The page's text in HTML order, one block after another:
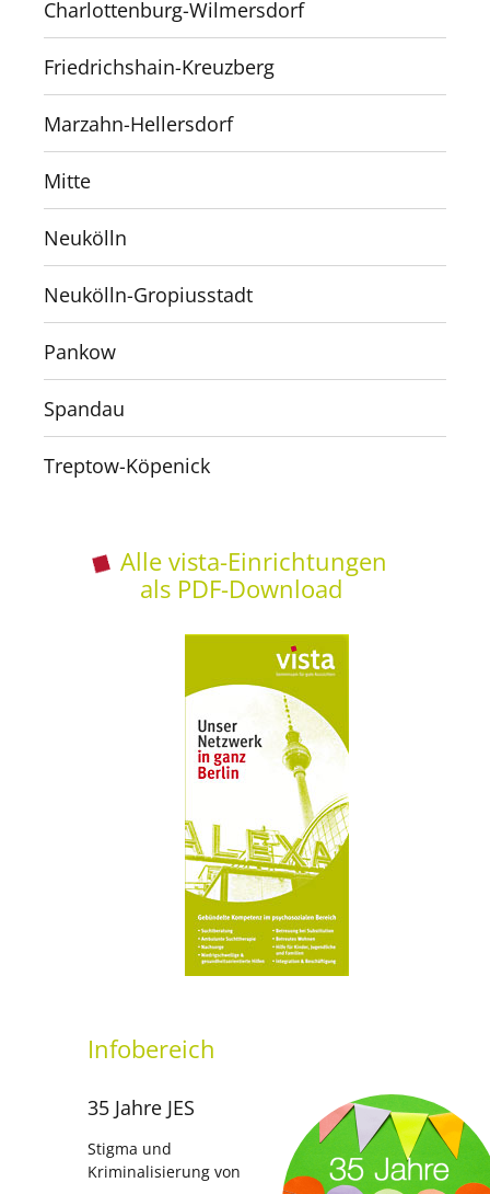
Charlottenburg-Wilmersdorf
Friedrichshain-Kreuzberg
Marzahn-Hellersdorf
Mitte
Neukölln
Neukölln-Gropiusstadt
Pankow
Spandau
Treptow-Köpenick
Alle vista-Einrichtungen
als PDF-Download
Infobereich
35 Jahre JES
Stigma und
Kriminalisierung von